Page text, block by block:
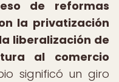
de reformas
la privatización
liberalización de
al comercio
significó un giro